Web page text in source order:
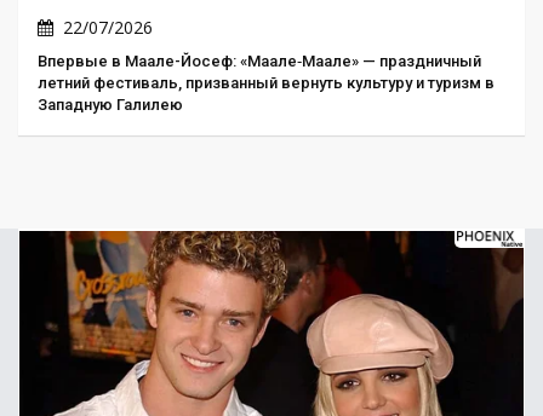
22/07/2026
Впервые в Маале-Йосеф: «Маале‑Маале» — праздничный
летний фестиваль, призванный вернуть культуру и туризм в
Западную Галилею